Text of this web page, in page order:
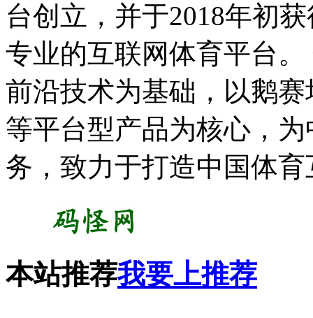
台创立，并于2018年初
专业的互联网体育平台
前沿技术为基础，以鹅
等平台型产品为核心，
务，致力于打造中国体
本站推荐我要上推荐